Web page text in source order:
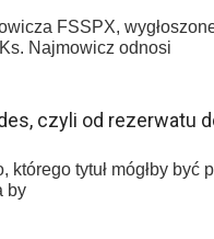
FSSPX,
Najmowicz odnosi
czyli od rezerwatu
tytuł mógłby być
by